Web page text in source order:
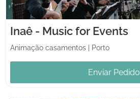
Inaê - Music for Events
Animação casamentos Porto
Enviar Pedido